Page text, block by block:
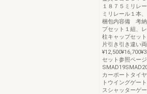
１８７５ミリレ
ミリレール１本
梱包内容備 考納
プセット１組、
柱キャップセッ
片引き引き違い
セット参照ページ
カーポートタイ
トウイングゲー
スシャッターゲ